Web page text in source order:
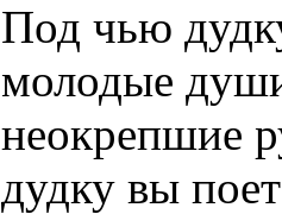
Под чью
молодые
неокрепшие
дудку вы